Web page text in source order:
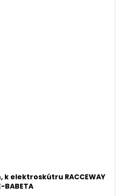
k elektroskútru RACCEWAY
BABETA